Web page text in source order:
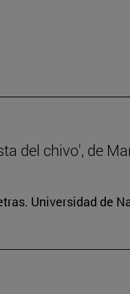
del chivo', de
Universidad de